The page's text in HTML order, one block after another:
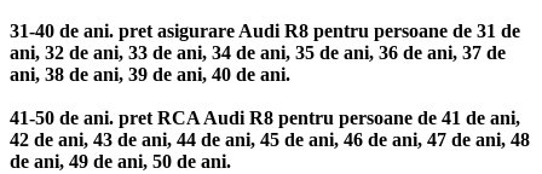
31-40 de ani. pret asigurare Audi R8 pentru persoane de 31 de
ani, 32 de ani, 33 de ani, 34 de ani, 35 de ani, 36 de ani, 37 de
ani, 38 de ani, 39 de ani, 40 de ani.
41-50 de ani. pret RCA Audi R8 pentru persoane de 41 de ani,
42 de ani, 43 de ani, 44 de ani, 45 de ani, 46 de ani, 47 de ani, 48
de ani, 49 de ani, 50 de ani.